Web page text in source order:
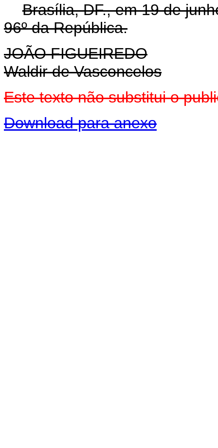
Brasília, DF., em 19 de
96º da República.
JOÃO FIGUEIREDO
Waldir de Vasconcelos
Este texto não substitui o
Download para anexo